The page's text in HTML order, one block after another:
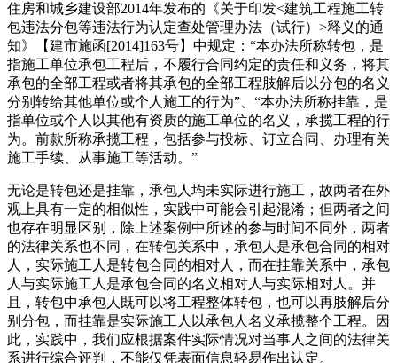
住房和城乡建设部2014年发布的《关于印发<建筑工程施工转
包违法分包等违法行为认定查处管理办法（试行）>释义的通
知》【建市施函[2014]163号】中规定：“本办法所称转包，是
指施工单位承包工程后，不履行合同约定的责任和义务，将其
承包的全部工程或者将其承包的全部工程肢解后以分包的名义
分别转给其他单位或个人施工的行为”、“本办法所称挂靠，是
指单位或个人以其他有资质的施工单位的名义，承揽工程的行
为。前款所称承揽工程，包括参与投标、订立合同、办理有关
施工手续、从事施工等活动。”
无论是转包还是挂靠，承包人均未实际进行施工，故两者在外
观上具有一定的相似性，实践中可能会引起混淆；但两者之间
也存在明显区别，除上述案例中所述的参与时间不同外，两者
的法律关系也不同，在转包关系中，承包人是承包合同的相对
人，实际施工人是转包合同的相对人，而在挂靠关系中，承包
人与实际施工人是承包合同的名义相对人与实际相对人。并
且，转包中承包人既可以将工程整体转包，也可以再肢解后分
别分包，而挂靠是实际施工人以承包人名义承揽整个工程。因
此，实践中，我们应根据案件实际情况对当事人之间的法律关
系进行综合评判，不能仅凭表面信息轻易作出认定。